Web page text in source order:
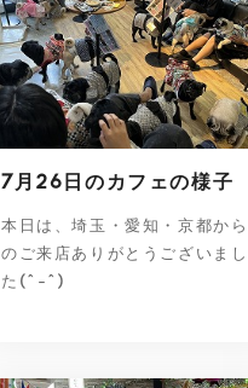
7月26日のカフェの様子
本日は、埼玉・愛知・京都から
のご来店ありがとうございまし
た(^-^)